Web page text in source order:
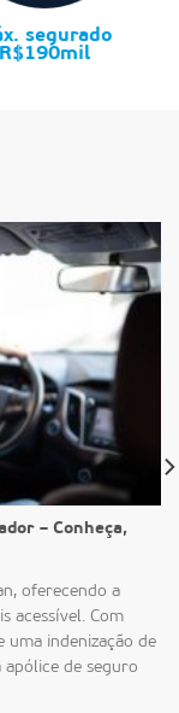
segurado
R$190mil
– Conheça,
oferecendo a
acessível. Com
indenização de
apólice de seguro